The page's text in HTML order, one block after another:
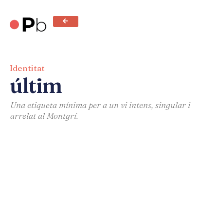
Identitat
últim
Una etiqueta mínima per a un vi intens, singular i
arrelat al Montgrí.